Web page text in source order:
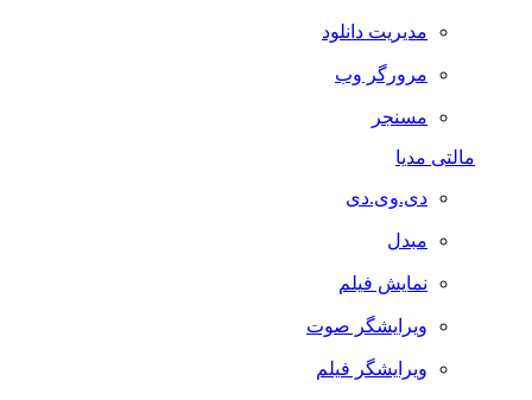
مدیریت دانلود
مرورگر وب
مسنجر
مالتی مدیا
دی.وی.دی
مبدل
نمایش فیلم
ویرایشگر صوت
ویرایشگر فیلم